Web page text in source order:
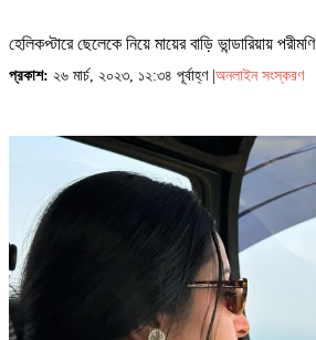
হেলিকপ্টারে ছেলেকে নিয়ে মায়ের বাড়ি ভান্ডারিয়ায় পরীমণি
প্রকাশ: ২৬ মার্চ, ২০২৩, ১২:৩৪ পূর্বাহ্ণ | অনলাইন সংস্করণ